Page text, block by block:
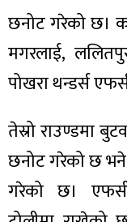
छनोट गरेको छ।
मगरलाई,
पोखरा थन्डर्स
तेस्रो राउण्डमा
छनोट गरेको छ भने
गरेको छ।